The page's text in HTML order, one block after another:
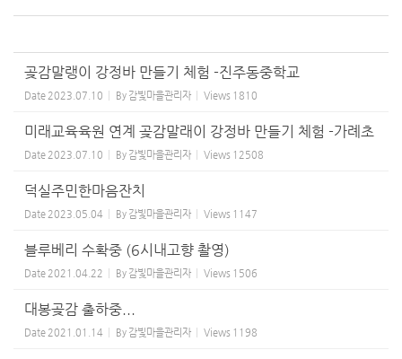
곶감말랭이 강정바 만들기 체험 -진주동중학교
Date 2023.07.10 By 감빛마을관리자 Views 1810
미래교육육원 연계 곶감말래이 강정바 만들기 체험 -가례초
Date 2023.07.10 By 감빛마을관리자 Views 12508
덕실주민한마음잔치
Date 2023.05.04 By 감빛마을관리자 Views 1147
블루베리 수확중 (6시내고향 촬영)
Date 2021.04.22 By 감빛마을관리자 Views 1506
대봉곶감 출하중...
Date 2021.01.14 By 감빛마을관리자 Views 1198